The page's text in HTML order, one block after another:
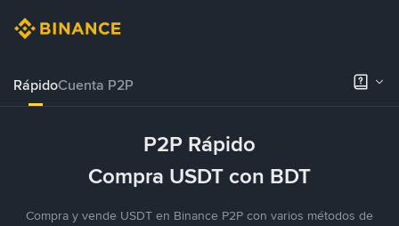
RápidoCuenta P2P
P2P Rápido
Compra USDT con BDT
Compra y vende USDT en Binance P2P con varios métodos de